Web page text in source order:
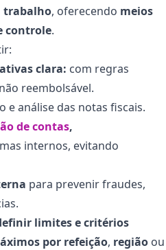
trabalho, oferecendo meios
controle.
clara: com regras
reembolsável.
e análise das notas fiscais.
de contas,
internos, evitando
para prevenir fraudes,
limites e critérios
por refeição, região ou